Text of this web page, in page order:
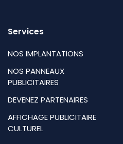
Services
NOS IMPLANTATIONS
NOS PANNEAUX
PUBLICITAIRES
DEVENEZ PARTENAIRES
AFFICHAGE PUBLICITAIRE
CULTUREL